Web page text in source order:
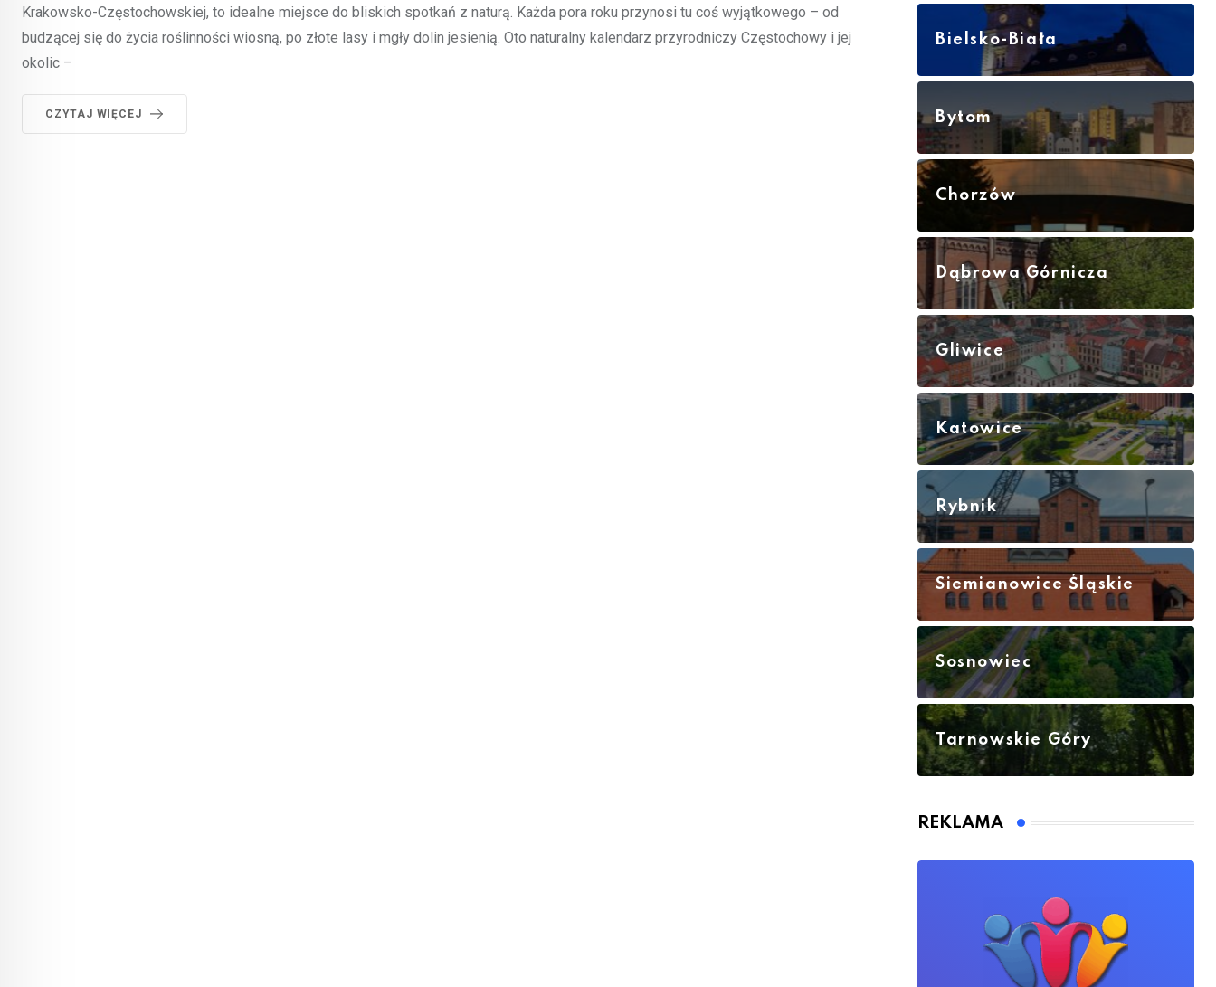
Krakowsko-Częstochowskiej, to idealne miejsce do bliskich spotkań z naturą. Każda pora roku przynosi tu coś wyjątkowego – od
budzącej się do życia roślinności wiosną, po złote lasy i mgły dolin jesienią. Oto naturalny kalendarz przyrodniczy Częstochowy i jej
okolic –
CZYTAJ WIĘCEJ
Bielsko-Biała
Bytom
Chorzów
Dąbrowa Górnicza
Gliwice
Katowice
Rybnik
Siemianowice Śląskie
Sosnowiec
Tarnowskie Góry
REKLAMA